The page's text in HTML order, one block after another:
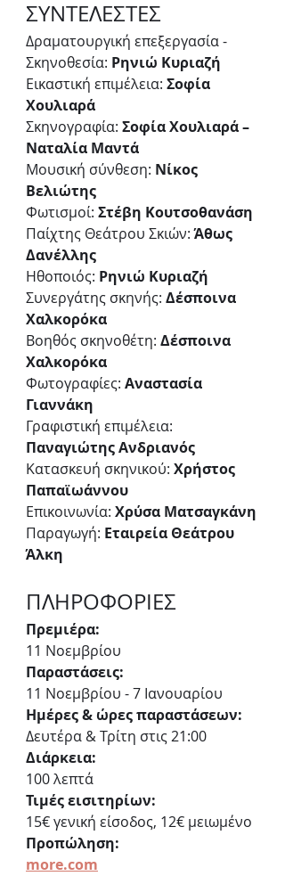
ΣΥΝΤΕΛΕΣΤΕΣ
Δραματουργική επεξεργασία -
Σκηνοθεσία: Ρηνιώ Κυριαζή
Εικαστική επιμέλεια: Σοφία
Χουλιαρά
Σκηνογραφία: Σοφία Χουλιαρά –
Ναταλία Μαντά
Μουσική σύνθεση: Νίκος
Βελιώτης
Φωτισμοί: Στέβη Κουτσοθανάση
Παίχτης Θεάτρου Σκιών: Άθως
Δανέλλης
Ηθοποιός: Ρηνιώ Κυριαζή
Συνεργάτης σκηνής: Δέσποινα
Χαλκορόκα
Βοηθός σκηνοθέτη: Δέσποινα
Χαλκορόκα
Φωτογραφίες: Αναστασία
Γιαννάκη
Γραφιστική επιμέλεια:
Παναγιώτης Ανδριανός
Κατασκευή σκηνικού: Χρήστος
Παπαϊωάννου
Επικοινωνία: Χρύσα Ματσαγκάνη
Παραγωγή: Εταιρεία Θεάτρου
Άλκη
ΠΛΗΡΟΦΟΡΙΕΣ
Πρεμιέρα:
11 Νοεμβρίου
Παραστάσεις:
11 Νοεμβρίου - 7 Ιανουαρίου
Ημέρες & ώρες παραστάσεων:
Δευτέρα & Τρίτη στις 21:00
Διάρκεια:
100 λεπτά
Τιμές εισιτηρίων:
15€ γενική είσοδος, 12€ μειωμένο
Προπώληση:
more.com